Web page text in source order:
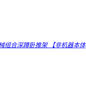
组合深蹲卧推架 【非机器本体